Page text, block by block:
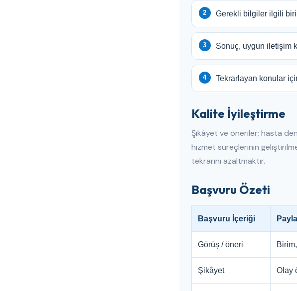
Gerekli bilgiler ilgili
Sonuç, uygun iletişim
Tekrarlayan konular
Kalite İyileştirme
Şikâyet ve öneriler; hasta
hizmet süreçlerinin
tekrarını azaltmaktır.
Başvuru Özeti
Başvuru İçeriği
Görüş / öneri
Şikâyet Olay